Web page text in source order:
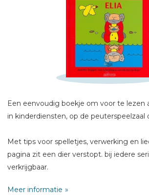
Een eenvoudig boekje om voor te lezen
in kinderdiensten, op de peuterspeelzaal
Met tips voor spelletjes, verwerking en
pagina zit een dier verstopt. bij iedere
verkrijgbaar.
Meer informatie
Schrijf hieronder je review!
* = verplicht